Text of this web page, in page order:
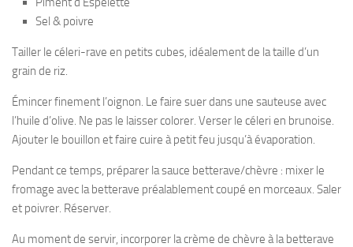
Sel & poivre
Tailler le céleri-rave en petits cubes, idéalement de la taille d’un
grain de riz.
Émincer finement l’oignon. Le faire suer dans une sauteuse avec
l’huile d’olive. Ne pas le laisser colorer. Verser le céleri en brunoise.
Ajouter le bouillon et faire cuire à petit feu jusqu’à évaporation.
Pendant ce temps, préparer la sauce betterave/chèvre : mixer le
fromage avec la betterave préalablement coupé en morceaux. Saler
et poivrer. Réserver.
Au moment de servir, incorporer la crème de chèvre à la betterave